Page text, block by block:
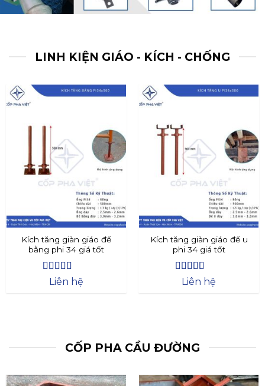
LINH KIỆN GIÁO - KÍCH - CHỐNG
Kích tăng giàn giáo đế
bằng phi 34 giá tốt
Được xếp
5
Liên hệ
Kích tăng giàn giáo đế u
phi 34 giá tốt
Được xếp
5
Liên hệ
CỐP PHA CẦU ĐƯỜNG